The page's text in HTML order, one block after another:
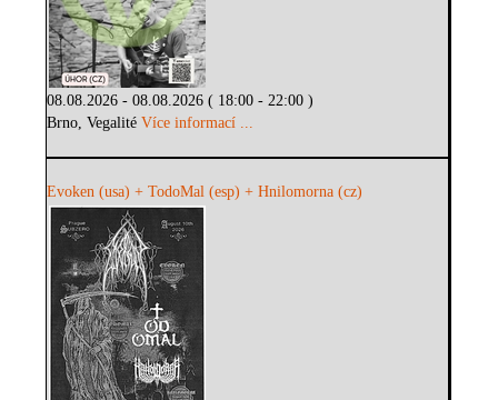
08.08.2026 - 08.08.2026 ( 18:00 - 22:00 )
Brno, VegalitéVíce informací ...
Evoken (usa) + TodoMal (esp) + Hnilomorna (cz)